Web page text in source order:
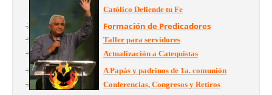
Católico Defiende tu Fe
Formación de Predicadores
Taller para servidores
Actualización a Catequistas
A Papás y padrinos de 1a. comunión
Conferencias, Congresos y Retiros